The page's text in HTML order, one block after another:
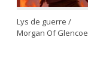
Lys de guerre /
Morgan Of Glencoe